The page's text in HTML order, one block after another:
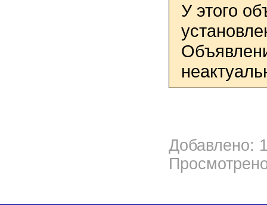
У этого
Добавлено: